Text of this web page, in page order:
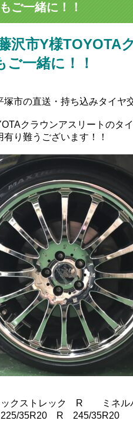
ご一緒に！！
沢市Y様TOYOTA
一緒に！！
市の直送・‪‎持ち込みタイヤ
クラウンアスリートのタ
り難うございます！！
ックストレック R ミネル
35R20 R 245/35R20